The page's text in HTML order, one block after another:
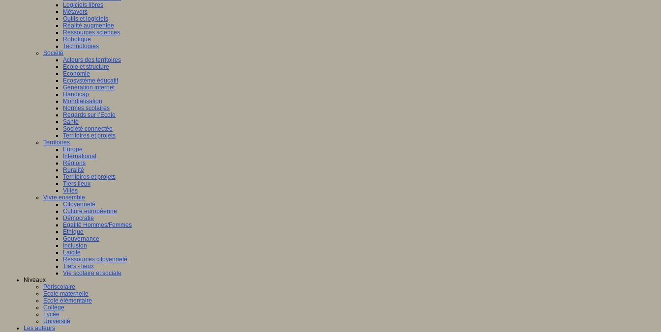
Logiciels libres
Métavers
Outils et logiciels
Réalité augmentée
Ressources sciences
Robotique
Technologies
Société
Acteurs des territoires
Ecole et structure
Economie
Ecosystème éducatif
Génération internet
Handicap
Mondialisation
Normes scolaires
Regards sur l’Ecole
Santé
Société connectée
Territoires et projets
Territoires
Europe
International
Régions
Ruralité
Territoires et projets
Tiers lieux
Villes
Vivre ensemble
Citoyenneté
Culture européenne
Démocratie
Egalité Hommes/Femmes
Ethique
Gouvernance
Inclusion
Laïcité
Ressources citoyenneté
Tiers - lieux
Vie scolaire et sociale
Niveaux
Périscolaire
Ecole maternelle
Ecole élémentaire
Collège
Lycée
Université
Les auteurs